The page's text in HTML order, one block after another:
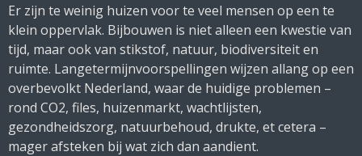
Er zijn te weinig huizen voor te veel mensen op een te
klein oppervlak. Bijbouwen is niet alleen een kwestie van
tijd, maar ook van stikstof, natuur, biodiversiteit en
ruimte. Langetermijnvoorspellingen wijzen allang op een
overbevolkt Nederland, waar de huidige problemen –
rond CO2, files, huizenmarkt, wachtlijsten,
gezondheidszorg, natuurbehoud, drukte, et cetera –
mager afsteken bij wat zich dan aandient.